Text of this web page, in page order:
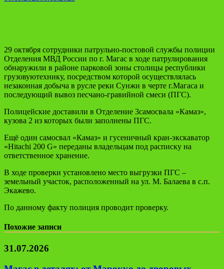
29 октября сотрудники патрульно-постовой службы полиции
Отделения МВД России по г. Магас в ходе патрулирования
обнаружили в районе парковой зоны столицы республики
грузовуютехнику, посредством которой осуществлялась
незаконная добыча в русле реки Сунжи в черте г.Магаса и
последующий вывоз песчано-гравийной смеси (ПГС).
Полицейские доставили в Отделение 3самосвала «Камаз»,
кузова 2 из которых были заполнены ПГС.
Ещё один самосвал «Камаз» и гусеничный кран-экскаватор
«Hitachi 200 G» переданы владельцам под расписку на
ответственное хранение.
В ходе проверки установлено место выгрузки ПГС –
земельный участок, расположенный на ул. М. Балаева в с.п.
Экажево.
По данному факту полиция проводит проверку.
Похожие записи
31.07.2026